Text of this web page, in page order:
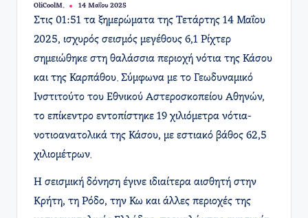
Συγγραφέας:
OliCoolM. 14 Μαΐου 2025
Στις 01:51 τα ξημερώματα της Τετάρτης 14 Μαΐου
2025, ισχυρός σεισμός μεγέθους 6,1 Ρίχτερ
σημειώθηκε στη θαλάσσια περιοχή νότια της Κάσου
και της Καρπάθου. Σύμφωνα με το Γεωδυναμικό
Ινστιτούτο του Εθνικού Αστεροσκοπείου Αθηνών,
το επίκεντρο εντοπίστηκε 19 χιλιόμετρα νότια-
νοτιοανατολικά της Κάσου, με εστιακό βάθος 62,5
χιλιομέτρων.
Η σεισμική δόνηση έγινε ιδιαίτερα αισθητή στην
Κρήτη, τη Ρόδο, την Κω και άλλες περιοχές της